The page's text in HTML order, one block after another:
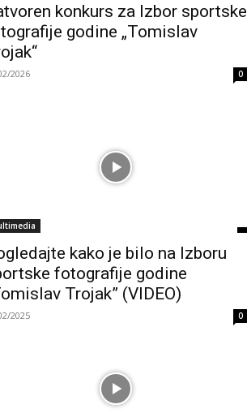
konkurs za Izbor sportske
godine „Tomislav
2026 0
kako je bilo na Izboru
fotografije godine
Trojak” (VIDEO)
2025 0